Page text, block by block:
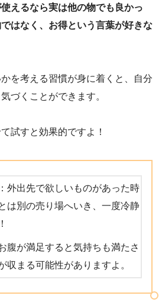
えるなら実は他の物でも良かっ
はなく、お得という言葉が好きな
を考える習慣が身に着くと、自分
づくことができます。
試すと効果的ですよ！
外出先で欲しいものがあった時
は別の売り場へいき、一度冷静
腹が満足すると気持ちも満たさ
収まる可能性がありますよ。